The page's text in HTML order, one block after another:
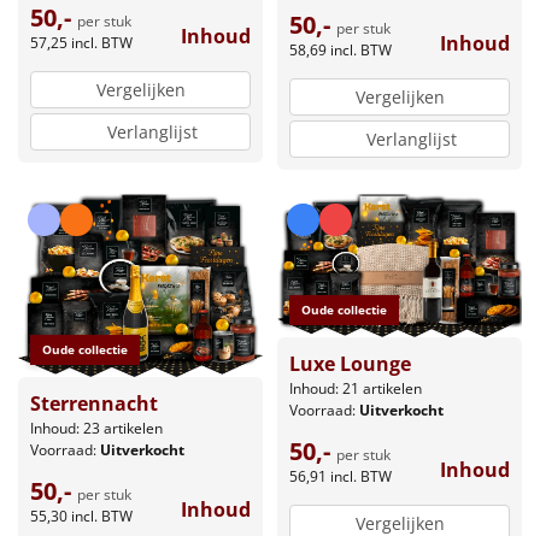
50,- per stuk
57,25 incl. BTW Inhoud
Vergelijken
Verlanglijst
50,- per stuk
58,69 incl. BTW Inhoud
Vergelijken
Verlanglijst
Oude collectie
Sterrennacht
Inhoud: 23 artikelen
Voorraad: Uitverkocht
50,- per stuk
55,30 incl. BTW Inhoud
Oude collectie
Luxe Lounge
Inhoud: 21 artikelen
Voorraad: Uitverkocht
50,- per stuk
56,91 incl. BTW Inhoud
Vergelijken